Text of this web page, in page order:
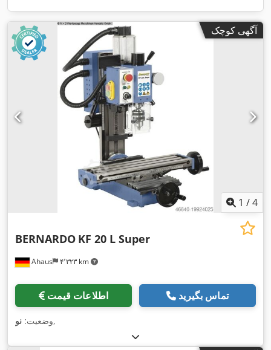
آگهی کوچک
1 /4
Ahaus ۴٬۳۲۳ km
BERNARDO KF 20 L Super
اطلاعات قیمت تماس بگیرید
وضعیت: نو ,